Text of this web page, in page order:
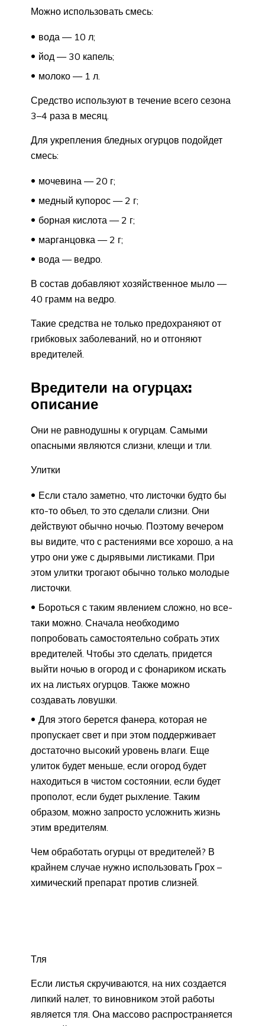
Можно использовать смесь:
вода — 10 л;
йод — 30 капель;
молоко — 1 л.
Средство используют в течение всего сезона
3–4 раза в месяц.
Для укрепления бледных огурцов подойдет
смесь:
мочевина — 20 г;
медный купорос — 2 г;
борная кислота — 2 г;
марганцовка — 2 г;
вода — ведро.
В состав добавляют хозяйственное мыло —
40 грамм на ведро.
Такие средства не только предохраняют от
грибковых заболеваний, но и отгоняют
вредителей.
Вредители на огурцах:
описание
Они не равнодушны к огурцам. Самыми
опасными являются слизни, клещи и тли.
Улитки
Если стало заметно, что листочки будто бы
кто-то объел, то это сделали слизни. Они
действуют обычно ночью. Поэтому вечером
вы видите, что с растениями все хорошо, а на
утро они уже с дырявыми листиками. При
этом улитки трогают обычно только молодые
листочки.
Бороться с таким явлением сложно, но все-
таки можно. Сначала необходимо
попробовать самостоятельно собрать этих
вредителей. Чтобы это сделать, придется
выйти ночью в огород и с фонариком искать
их на листьях огурцов. Также можно
создавать ловушки.
Для этого берется фанера, которая не
пропускает свет и при этом поддерживает
достаточно высокий уровень влаги. Еще
улиток будет меньше, если огород будет
находиться в чистом состоянии, если будет
прополот, если будет рыхление. Таким
образом, можно запросто усложнить жизнь
этим вредителям.
Чем обработать огурцы от вредителей? В
крайнем случае нужно использовать Грох –
химический препарат против слизней.
Тля
Если листья скручиваются, на них создается
липкий налет, то виновником этой работы
является тля. Она массово распространяется